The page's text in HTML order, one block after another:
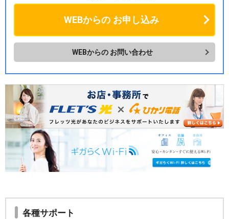
WEBからのお申し込み
WEBからの お問い合わせ
各種サポート